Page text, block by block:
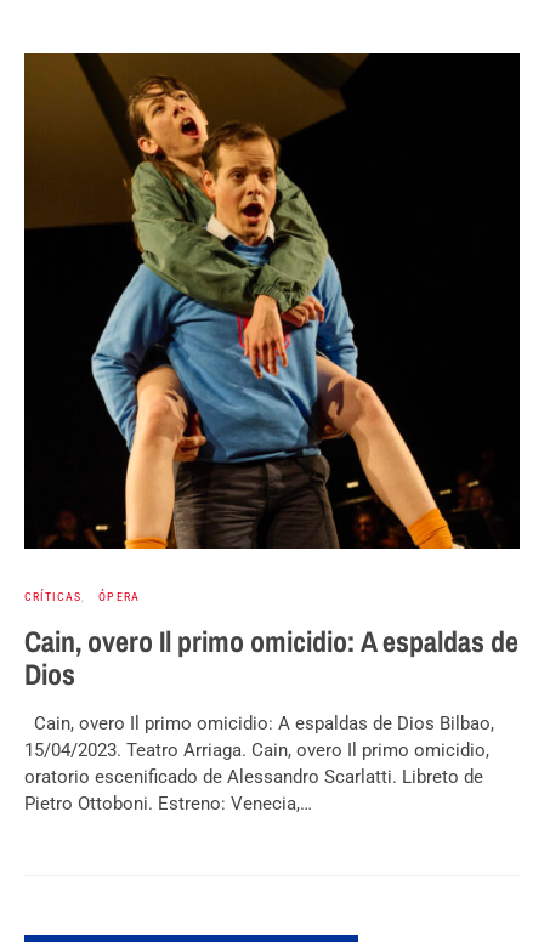
CRÍTICAS ÓPERA
Cain, overo Il primo omicidio: A espaldas de
Dios
Cain, overo Il primo omicidio: A espaldas de Dios Bilbao,
15/04/2023. Teatro Arriaga. Cain, overo Il primo omicidio,
oratorio escenificado de Alessandro Scarlatti. Libreto de
Pietro Ottoboni. Estreno: Venecia,…